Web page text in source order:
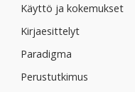
Käyttö ja kokemukset
Kirjaesittelyt
Paradigma
Perustutkimus